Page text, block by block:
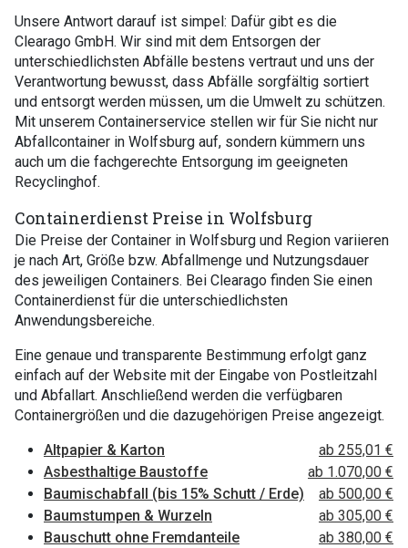
Unsere Antwort darauf ist simpel: Dafür gibt es die
Clearago GmbH. Wir sind mit dem Entsorgen der
unterschiedlichsten Abfälle bestens vertraut und uns der
Verantwortung bewusst, dass Abfälle sorgfältig sortiert
und entsorgt werden müssen, um die Umwelt zu schützen.
Mit unserem Containerservice stellen wir für Sie nicht nur
Abfallcontainer in Wolfsburg auf, sondern kümmern uns
auch um die fachgerechte Entsorgung im geeigneten
Recyclinghof.
Containerdienst Preise in Wolfsburg
Die Preise der Container in Wolfsburg und Region variieren
je nach Art, Größe bzw. Abfallmenge und Nutzungsdauer
des jeweiligen Containers. Bei Clearago finden Sie einen
Containerdienst für die unterschiedlichsten
Anwendungsbereiche.
Eine genaue und transparente Bestimmung erfolgt ganz
einfach auf der Website mit der Eingabe von Postleitzahl
und Abfallart. Anschließend werden die verfügbaren
Containergrößen und die dazugehörigen Preise angezeigt.
Altpapier & Karton
ab 255,01 €
Asbesthaltige Baustoffe
ab 1.070,00 €
Baumischabfall (bis 15% Schutt / Erde)
ab 500,00 €
Baumstumpen & Wurzeln
ab 305,00 €
Bauschutt ohne Fremdanteile
ab 380,00 €